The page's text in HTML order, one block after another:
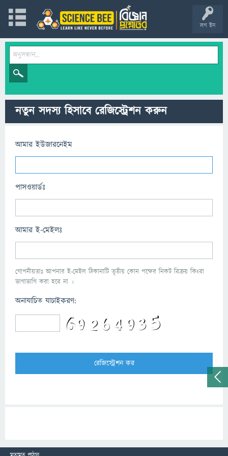
লগ ইন
নতুন সদস্য হিসাবে রেজিস্ট্রেশন করুন
আমার ইউজারনেইম
পাসওয়ার্ডঃ
আমার ই-মেইলঃ
গোপনীয়তাঃ আপনার ই-মেইল ঠিকানাটি তৃতীয় কোন পক্ষের নিকট বিক্রয় কিংবা
ভাগাভাগি করা হবে না ।
অনাযাচিত যাচাইকরণ: